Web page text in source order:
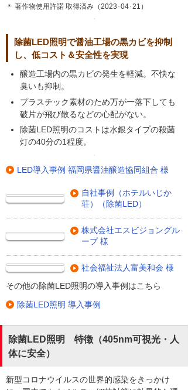
＊ 著作物使用許諾 取得済み（2023･04･21）
除菌LED照明で醤油工場の黒カビを抑制
し、低コスト＆安全性を実現
醸造工場内の黒カビの発生を軽減。不快な
臭いも抑制。
プラスチック素材のため万が一落下しても
破片が飛び散るなどの心配がない。
除菌LED照明のコストは水銀タイプの殺菌
灯の40分の1程度。
LED導入事例 福岡県醤油醸造協同組合 様
自社事例（ホテルいじか
荘）（除菌LED）
株式会社エスビジョングル
ープ 様
社会福祉法人富美和会 様
その他の除菌LED照明の導入事例はこちら
除菌LED照明 導入事例
除菌LED照明 特徴（405nm可視光・人
体に安全）
新型コロナウイルスの世界的感染をきっかけ